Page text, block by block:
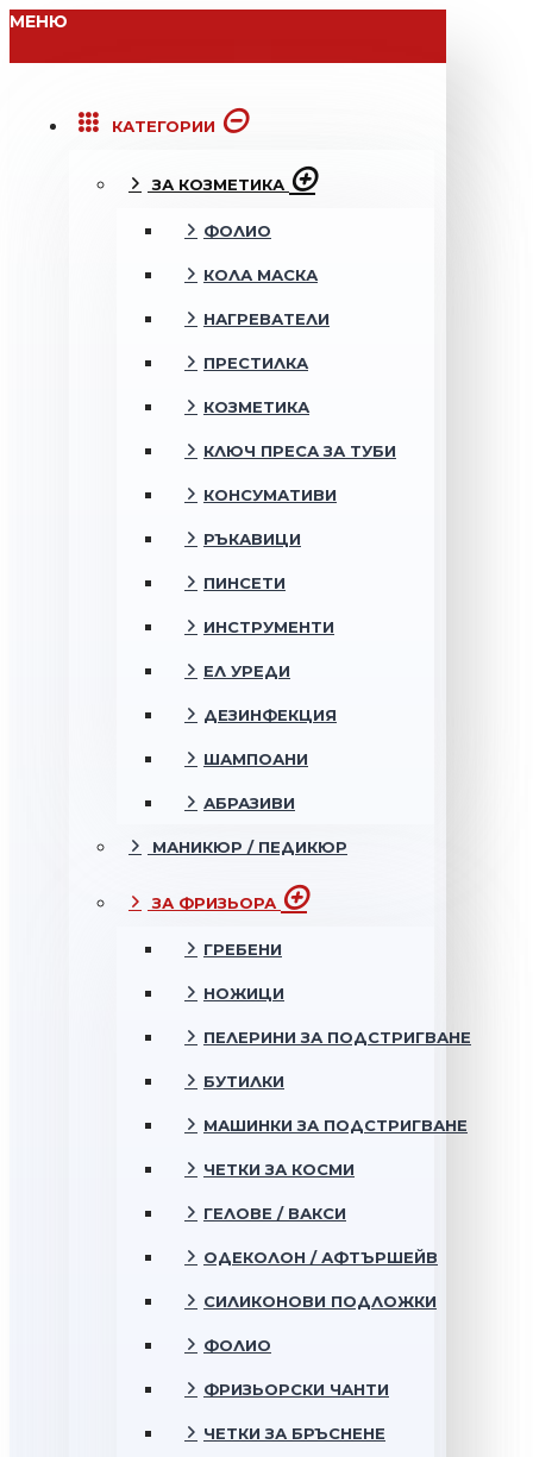
МЕНЮ
КАТЕГОРИИ
ЗА КОЗМЕТИКА
ФОЛИО
КОЛА МАСКА
НАГРЕВАТЕЛИ
ПРЕСТИЛКА
КОЗМЕТИКА
КЛЮЧ ПРЕСА ЗА ТУБИ
КОНСУМАТИВИ
РЪКАВИЦИ
ПИНСЕТИ
ИНСТРУМЕНТИ
ЕЛ УРЕДИ
ДЕЗИНФЕКЦИЯ
ШАМПОАНИ
АБРАЗИВИ
МАНИКЮР / ПЕДИКЮР
ЗА ФРИЗЬОРА
ГРЕБЕНИ
НОЖИЦИ
ПЕЛЕРИНИ ЗА ПОДСТРИГВАНЕ
БУТИЛКИ
МАШИНКИ ЗА ПОДСТРИГВАНЕ
ЧЕТКИ ЗА КОСМИ
ГЕЛОВЕ / ВАКСИ
ОДЕКОЛОН / АФТЪРШЕЙВ
СИЛИКОНОВИ ПОДЛОЖКИ
ФОЛИО
ФРИЗЬОРСКИ ЧАНТИ
ЧЕТКИ ЗА БРЪСНЕНЕ